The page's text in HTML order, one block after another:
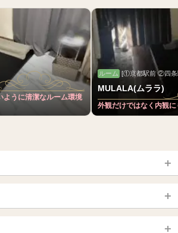
ように清潔なルーム環境
ルーム [①京都駅前 ②四条
MULALA(ムララ)
外観だけではなく内観に
函館）
青森
)